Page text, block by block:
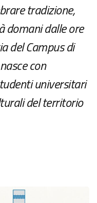
tradizione,
domani dalle ore
del Campus di
con
universitari
del territorio